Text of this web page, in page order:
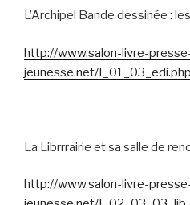
L’Archipel Bande dessinée :
http://www.salon-livre-
jeunesse.net/I_01_03_edi.php
La Librrrairie et sa salle de
http://www.salon-livre-